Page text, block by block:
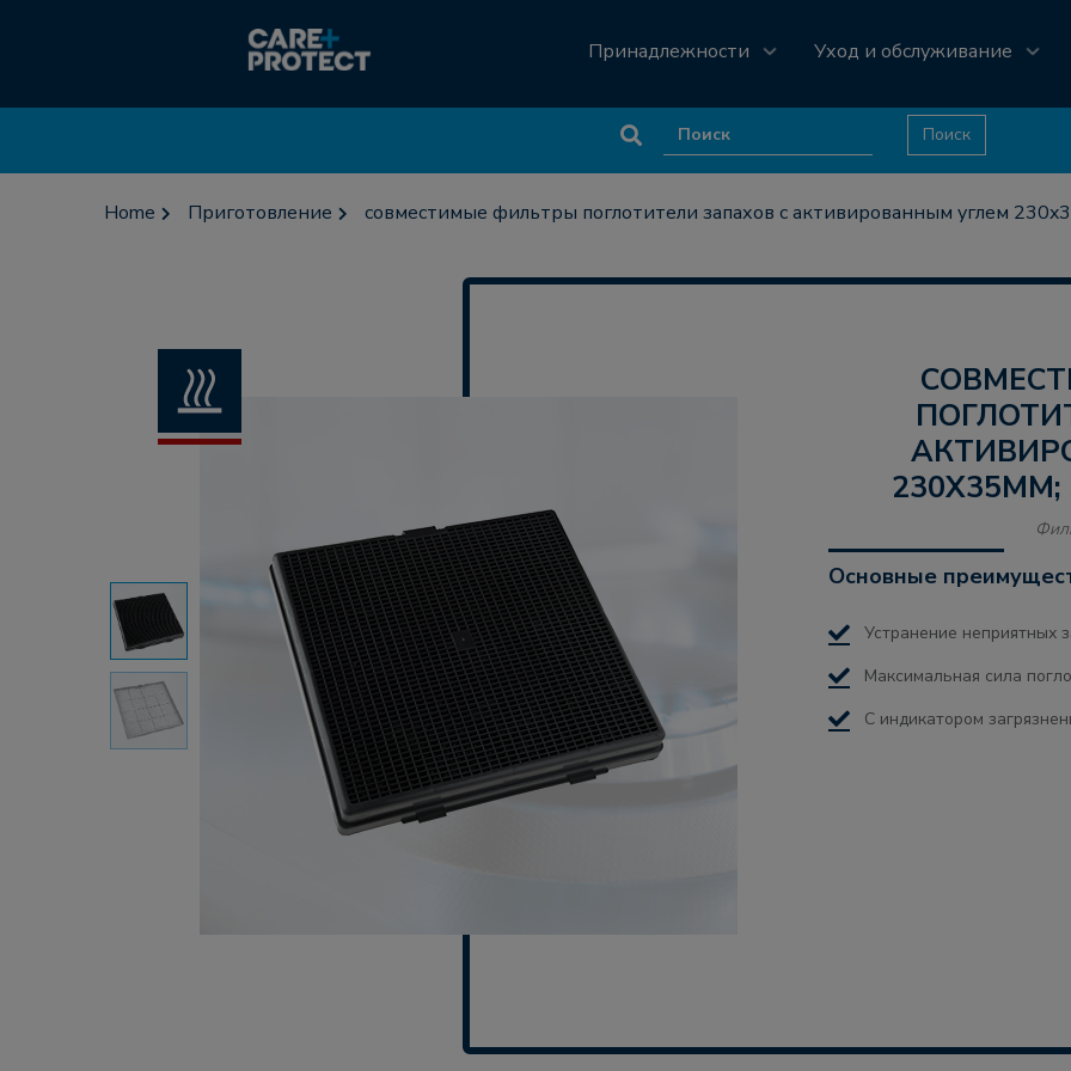
Принадлежности Уход и обслуживание
Home Приготовление совместимые фильтры поглотители запахов с активированным углем
СОВМЕСТИМЫЕ ФИЛЬТРЫ
Основные
Устранение неприятных
Максимальная сила
С индикатором